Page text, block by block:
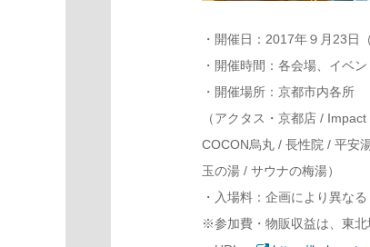
・開催日：2017年９月23日
・開催時間：各会場、イベ
・開催場所：京都市内各所
（アクタス・京都店 / Impact
COCON烏丸 / 長性院 / 平安
玉の湯 / サウナの梅湯）
・入場料：企画により異なる
※参加費・物販収益は、東北